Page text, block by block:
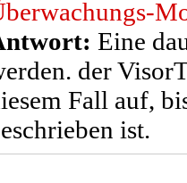
Eine
der
Fall auf,
ist.